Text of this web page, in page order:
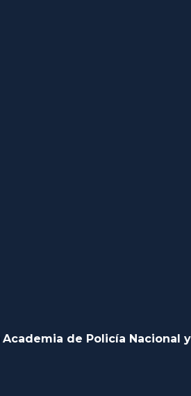
Academia de Policía Nacional